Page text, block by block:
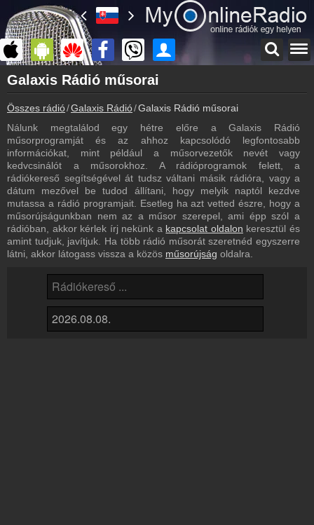
Főoldal
myonlineradio.hu
Galaxis Rádió
Vissza a Galaxis Rádió oldalára
Bejelentkezés
Hozz létre saját fiókot!
Most szól
Tudd meg mi szólt eddig
Archívum
Galaxis Rádió korábbi adásai
Kapcsolat
Partnerek
Rádiós partnerek
Rádió beágyazás
Galaxis Rádió műsorai
Összes rádió Galaxis Rádió Galaxis Rádió műsorai
Nálunk megtalálod egy hétre előre a Galaxis Rádió
műsorprogramját és az ahhoz kapcsolódó legfontosabb
információkat, mint például a műsorvezetők nevét vagy
kedvcsinálót a műsorokhoz. A rádióprogramok felett, a
rádiókereső segítségével át tudsz váltani másik rádióra, vagy a
dátum mezővel be tudod állítani, hogy melyik naptól kezdve
mutassa a rádió programjait. Esetleg ha azt vetted észre, hogy a
műsorújságunkban nem az a műsor szerepel, ami épp szól a
rádióban, akkor kérlek írj nekünk a kapcsolat oldalon keresztül és
amint tudjuk, javítjuk. Ha több rádió műsorát szeretnéd egyszerre
látni, akkor látogass vissza a közös műsorújság oldalra.